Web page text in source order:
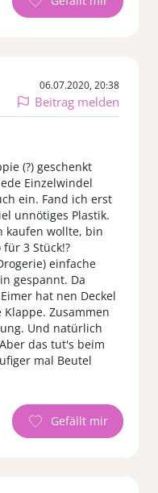
06.07.2020, 20:38
Beitrag melden
(?) geschenkt
Einzelwindel
ein. Fand ich erst
unnötiges Plastik.
kaufen wollte, bin
3 Stück!?
einfache
gespannt. Da
hat nen Deckel
Zusammen
Und natürlich
das tut's beim
mal Beutel